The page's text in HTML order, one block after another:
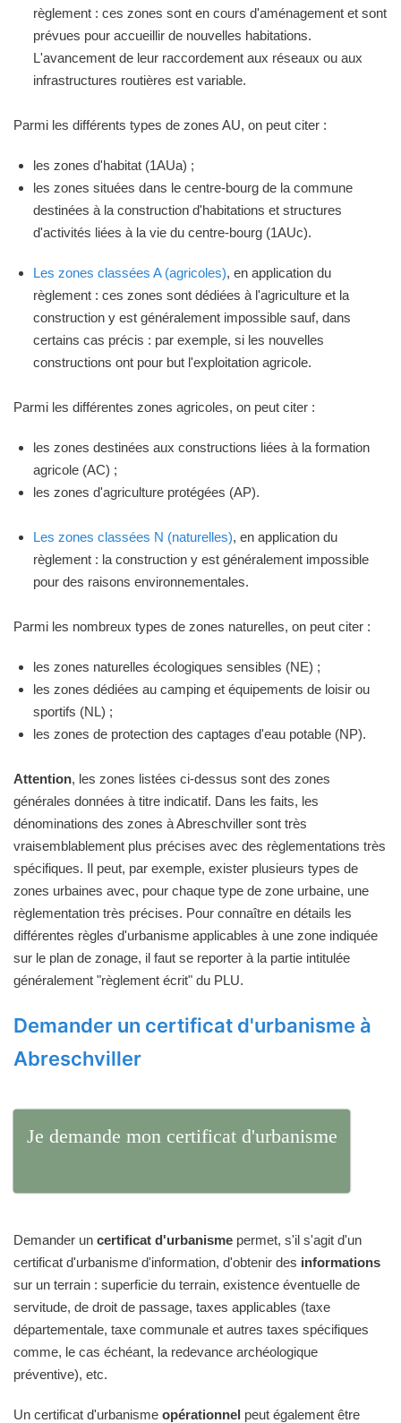
règlement : ces zones sont en cours d'aménagement et sont
prévues pour accueillir de nouvelles habitations.
L'avancement de leur raccordement aux réseaux ou aux
infrastructures routières est variable.
Parmi les différents types de zones AU, on peut citer :
les zones d'habitat (1AUa) ;
les zones situées dans le centre-bourg de la commune
destinées à la construction d'habitations et structures
d'activités liées à la vie du centre-bourg (1AUc).
Les zones classées A (agricoles), en application du
règlement : ces zones sont dédiées à l'agriculture et la
construction y est généralement impossible sauf, dans
certains cas précis : par exemple, si les nouvelles
constructions ont pour but l'exploitation agricole.
Parmi les différentes zones agricoles, on peut citer :
les zones destinées aux constructions liées à la formation
agricole (AC) ;
les zones d'agriculture protégées (AP).
Les zones classées N (naturelles), en application du
règlement : la construction y est généralement impossible
pour des raisons environnementales.
Parmi les nombreux types de zones naturelles, on peut citer :
les zones naturelles écologiques sensibles (NE) ;
les zones dédiées au camping et équipements de loisir ou
sportifs (NL) ;
les zones de protection des captages d'eau potable (NP).
Attention, les zones listées ci-dessus sont des zones
générales données à titre indicatif. Dans les faits, les
dénominations des zones à Abreschviller sont très
vraisemblablement plus précises avec des règlementations très
spécifiques. Il peut, par exemple, exister plusieurs types de
zones urbaines avec, pour chaque type de zone urbaine, une
règlementation très précises. Pour connaître en détails les
différentes règles d'urbanisme applicables à une zone indiquée
sur le plan de zonage, il faut se reporter à la partie intitulée
généralement "règlement écrit" du PLU.
Demander un certificat d'urbanisme à
Abreschviller
Je demande mon certificat d'urbanisme
Demander un certificat d'urbanisme permet, s'il s'agit d'un
certificat d'urbanisme d'information, d'obtenir des informations
sur un terrain : superficie du terrain, existence éventuelle de
servitude, de droit de passage, taxes applicables (taxe
départementale, taxe communale et autres taxes spécifiques
comme, le cas échéant, la redevance archéologique
préventive), etc.
Un certificat d'urbanisme opérationnel peut également être